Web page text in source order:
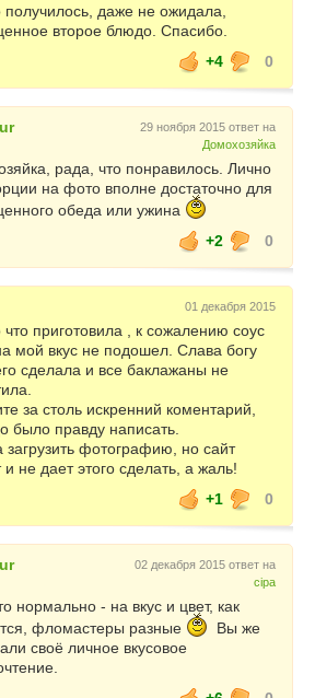
получилось, даже не ожидала,
второе блюдо. Спасибо.
+4
0
29 ноября 2015 ответ на
Домохозяйка
рада, что понравилось. Лично
на фото вполне достаточно для
обеда или ужина
+2
0
01 декабря 2015
что приготовила , к сожалению соус
мой вкус не подошел. Слава богу
сделала и все баклажаны не
за столь искренний коментарий,
было правду написать.
загрузить фотографию, но сайт
и не дает этого сделать, а жаль!
+1
0
02 декабря 2015 ответ на
cipa
нормально - на вкус и цвет, как
фломастеры разные
Вы же
своё личное вкусовое